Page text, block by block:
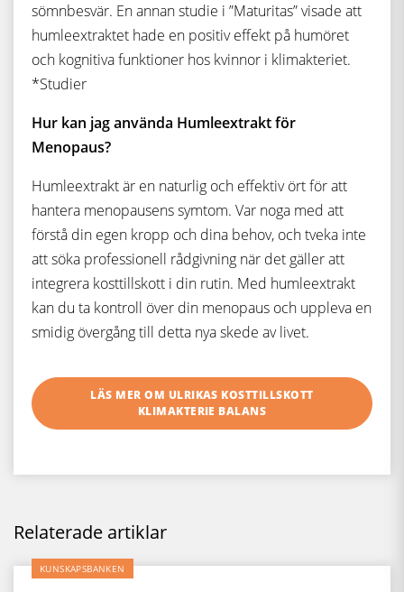
sömnbesvär. En annan studie i ”Maturitas” visade att
humleextraktet hade en positiv effekt på humöret
och kognitiva funktioner hos kvinnor i klimakteriet.
*Studier
Hur kan jag använda Humleextrakt för
Menopaus?
Humleextrakt är en naturlig och effektiv ört för att
hantera menopausens symtom. Var noga med att
förstå din egen kropp och dina behov, och tveka inte
att söka professionell rådgivning när det gäller att
integrera kosttillskott i din rutin. Med humleextrakt
kan du ta kontroll över din menopaus och uppleva en
smidig övergång till detta nya skede av livet.
LÄS MER OM ULRIKAS KOSTTILLSKOTT
KLIMAKTERIE BALANS
Relaterade artiklar
KUNSKAPSBANKEN